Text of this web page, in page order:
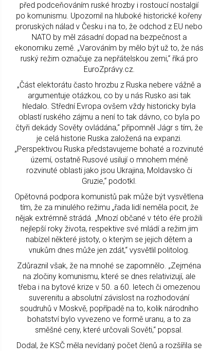
před podceňováním ruské hrozby i rostoucí nostalgií
po komunismu. Upozornil na hluboké historické kořeny
proruských nálad v Česku i na to, že odchod z EU nebo
NATO by měl zásadní dopad na bezpečnost a
ekonomiku země. „Varováním by mělo být už to, že nás
ruský režim označuje za nepřátelskou zemi,“ říká pro
EuroZprávy.cz.
„Část elektorátu často hrozbu z Ruska nebere vážně a
argumentuje otázkou, co by u nás Rusko asi tak
hledalo. Střední Evropa ovšem vždy historicky byla
oblastí ruského zájmu a není to tak dávno, co byla po
čtyři dekády Sověty ovládána,“ připomněl Jágr s tím, že
je celá historie Ruska založená na expanzi.
„Perspektivou Ruska představujeme bohaté a rozvinuté
území, ostatně Rusové usilují o mnohem méně
rozvinuté oblasti jako jsou Ukrajina, Moldavsko či
Gruzie,“ podotkl.
Opětovná podpora komunistů pak může být vysvětlena
tím, že za minulého režimu „řada lidí neměla pocit, že
nějak extrémně strádá. „Mnozí občané v této éře prožili
nejlepší roky života, respektive své mládí a režim jim
nabízel některé jistoty, o kterým se jejich dětem a
vnukům dnes může jen zdát,“ vysvětlil politolog.
Zdůraznil však, že na mnohé se zapomnělo. „Zejména
na zločiny komunismu, které se dnes relativizují, ale
třeba i na bytové krize v 50. a 60. letech či omezenou
suverenitu a absolutní závislost na rozhodování
soudruhů v Moskvě, popřípadě na to, kolik národního
bohatství bylo vyvezeno ve formě uranu, a to za
směšné ceny, které určovali Sověti,“ popsal.
Dodal, že KSČ měla nevídaný počet členů a rozšířila se